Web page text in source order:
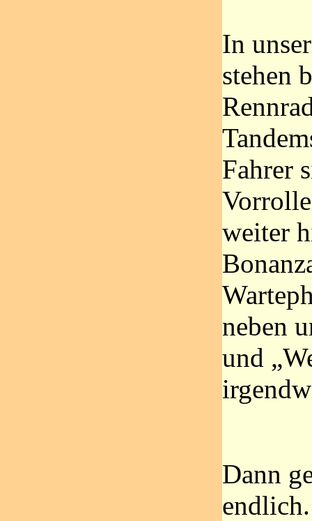
In
stehen
Fahrer
weiter
neben
und
Dann